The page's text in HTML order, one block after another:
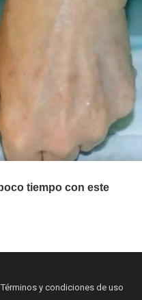
Términos y condiciones de uso